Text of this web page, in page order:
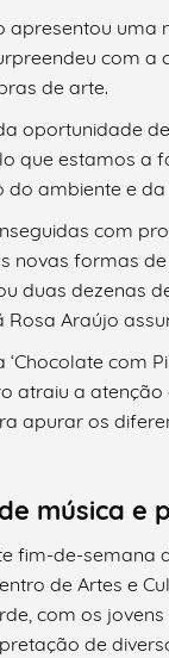
apresentou uma
com
de arte.
oportunidade
que estamos a
ambiente e da
com
novas formas
duas dezenas
Rosa Araújo
‘Chocolate com
atraiu a
apurar os
música e
fim-de-semana
de Artes e
com os
de